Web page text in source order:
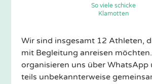
So viele schicke
Klamotten
Wir sind insgesamt 12 Athleten,
mit Begleitung anreisen
organisieren uns über WhatsApp
teils unbekannterweise